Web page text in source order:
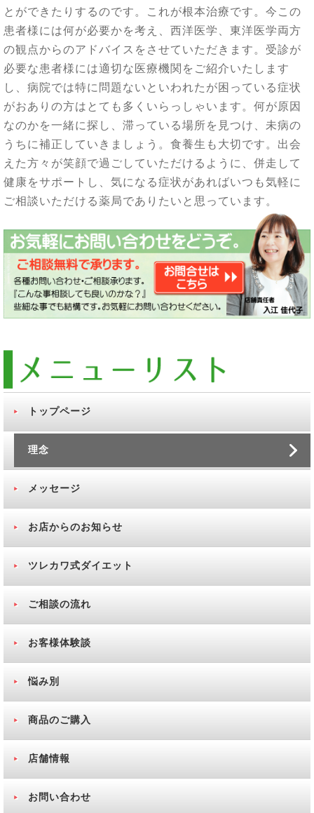
とができたりするのです。これが根本治療です。 今この
患者様には何が必要かを考え、西洋医学、東洋医学両方
の観点からのアドバイスをさせていただきます。 受診が
必要な患者様には適切な医療機関をご紹介いたします
し、 病院では特に問題ないといわれたが困っている症状
がおありの方はとても多くいらっしゃいます。 何が原因
なのかを一緒に探し、滞っている場所を見つけ、未病の
うちに補正していきましょう。 食養生も大切です。出会
えた方々が笑顔で過ごしていただけるように、併走して
健康をサポートし、 気になる症状があればいつも気軽に
ご相談いただける薬局でありたいと思っています。
トップページ
理念
メッセージ
お店からのお知らせ
ツレカワ式ダイエット
ご相談の流れ
お客様体験談
悩み別
商品のご購入
店舗情報
お問い合わせ